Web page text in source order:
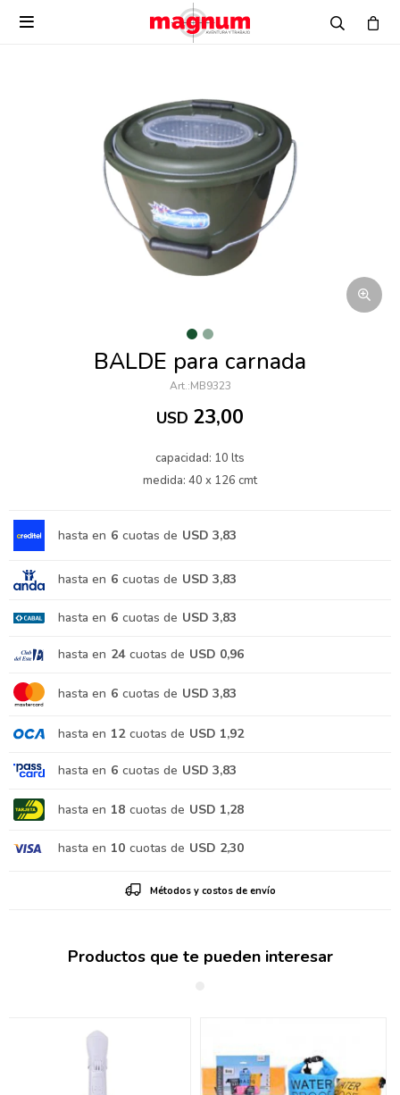

BALDE para carnada
MB9323
USD 23,00
capacidad: 10 lts
medida: 40 x 126 cmt
hasta en 6 cuotas de USD 3,83
hasta en 6 cuotas de USD 3,83
hasta en 6 cuotas de USD 3,83
hasta en 24 cuotas de USD 0,96
hasta en 6 cuotas de USD 3,83
hasta en 12 cuotas de USD 1,92
hasta en 6 cuotas de USD 3,83
hasta en 18 cuotas de USD 1,28
hasta en 10 cuotas de USD 2,30
Métodos y costos de envío
Productos que te pueden interesar